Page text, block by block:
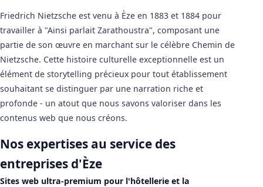
Friedrich Nietzsche est venu à Èze en 1883 et 1884 pour
travailler à "Ainsi parlait Zarathoustra", composant une
partie de son œuvre en marchant sur le célèbre Chemin de
Nietzsche. Cette histoire culturelle exceptionnelle est un
élément de storytelling précieux pour tout établissement
souhaitant se distinguer par une narration riche et
profonde - un atout que nous savons valoriser dans les
contenus web que nous créons.
Nos expertises au service des
entreprises d'Èze
Sites web ultra-premium pour l'hôtellerie et la